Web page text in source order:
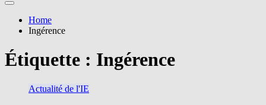
Home
Ingérence
Étiquette : Ingérence
Actualité de l'IE